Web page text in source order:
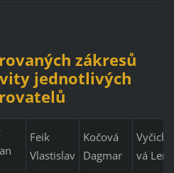
zákresů
jednotlivých
Feik
Vlastislav
Kočová
Dagmar
vá